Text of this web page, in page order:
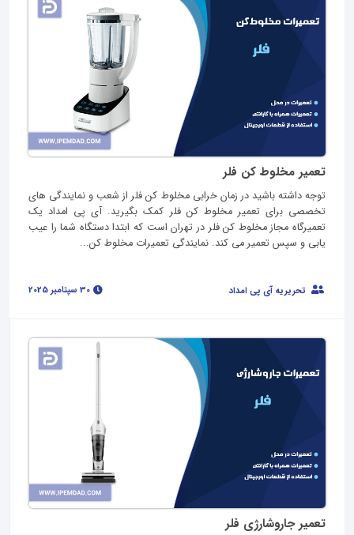
تعمیر مخلوط کن فلر
توجه داشته باشید در زمان خرابی مخلوط کن فلر از شعب و نمایندگی های
تخصصی برای تعمیر مخلوط کن فلر کمک بگیرید. آی پی امداد یک
تعمیرگاه مجاز مخلوط کن فلر در تهران است که ابتدا دستگاه شما را عیب
یابی و سپس تعمیر می کند. نمایندگی تعمیرات مخلوط کن...
تحریریه آی پی امداد
تعمیر جاروشارژی فلر